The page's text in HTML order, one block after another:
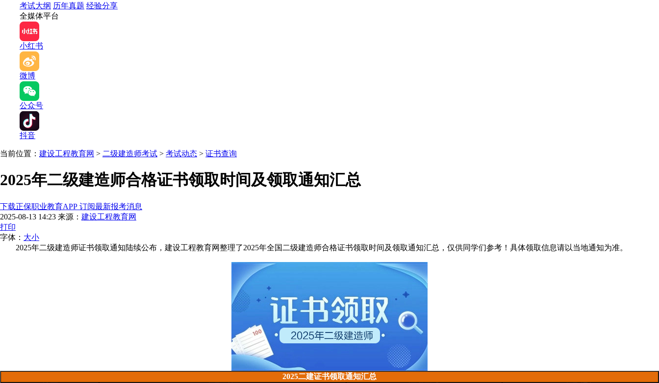
考试大纲 历年真题 经验分享
全媒体平台
小红书
微博
公众号
抖音
当前位置： 建设工程教育网 > 二级建造师考试 > 考试动态 > 证书查询
2025年二级建造师合格证书领取时间及领取通知汇总
下载正保职业教育APP 订阅最新报考消息
2025-08-13 14:23 来源： 建设工程教育网
打印
字体： 大小
2025年二级建造师证书领取通知陆续公布，建设工程教育网整理了2025年全国二级建造师合格证书领取时间及领取通知汇总，仅供同学们参考！具体领取信息请以当地通知为准。
2025二建证书领取通知汇总